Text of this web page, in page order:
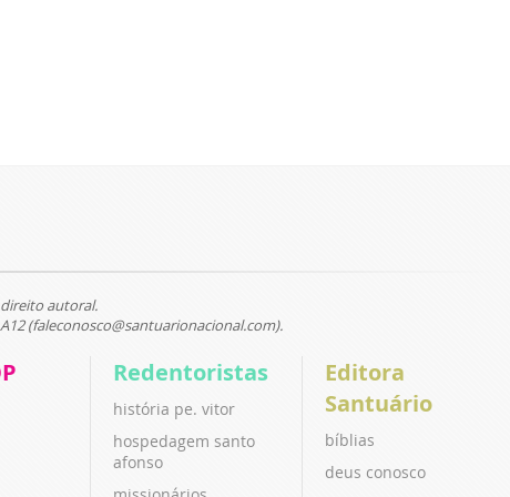
autoral.
(faleconosco@santuarionacional.com).
Redentoristas
história pe. vitor
hospedagem santo
afonso
Editora
Santuário
bíblias
deus conosco